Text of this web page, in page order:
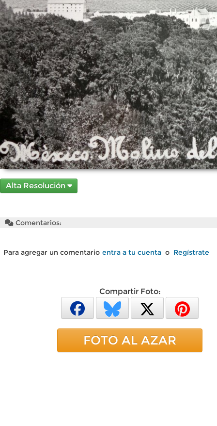
Alta Resolución
Comentarios:
Para agregar un comentario entra a tu cuenta o Regístrate
Compartir Foto:
FOTO AL AZAR